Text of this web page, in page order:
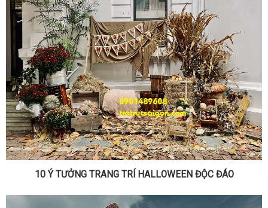
10 Ý TƯỞNG TRANG TRÍ HALLOWEEN ĐỘC ĐÁO